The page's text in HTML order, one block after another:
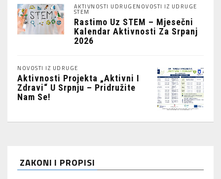
AKTIVNOSTI UDRUGENOVOSTI IZ UDRUGE
STEM
Rastimo Uz STEM – Mjesečni
Kalendar Aktivnosti Za Srpanj
2026
NOVOSTI IZ UDRUGE
Aktivnosti Projekta „Aktivni I
Zdravi“ U Srpnju – Pridružite
Nam Se!
ZAKONI I PROPISI